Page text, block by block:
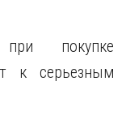
покупке
к серьезным